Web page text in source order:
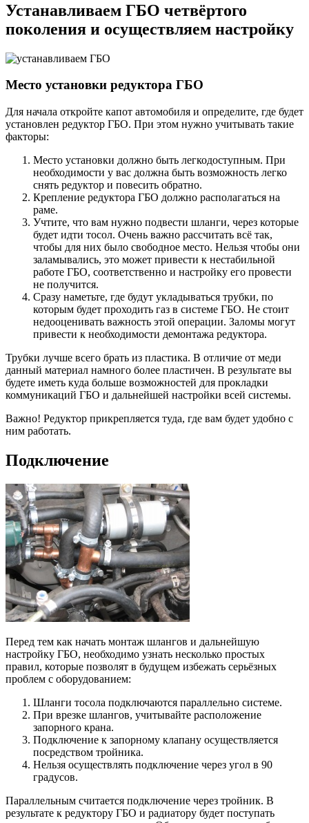
Устанавливаем ГБО четвёртого
поколения и осуществляем настройку
Место установки редуктора ГБО
Для начала откройте капот автомобиля и определите, где будет
установлен редуктор ГБО. При этом нужно учитывать такие
факторы:
Место установки должно быть легкодоступным. При
необходимости у вас должна быть возможность легко
снять редуктор и повесить обратно.
Крепление редуктора ГБО должно располагаться на
раме.
Учтите, что вам нужно подвести шланги, через которые
будет идти тосол. Очень важно рассчитать всё так,
чтобы для них было свободное место. Нельзя чтобы они
заламывались, это может привести к нестабильной
работе ГБО, соответственно и настройку его провести
не получится.
Сразу наметьте, где будут укладываться трубки, по
которым будет проходить газ в системе ГБО. Не стоит
недооценивать важность этой операции. Заломы могут
привести к необходимости демонтажа редуктора.
Трубки лучше всего брать из пластика. В отличие от меди
данный материал намного более пластичен. В результате вы
будете иметь куда больше возможностей для прокладки
коммуникаций ГБО и дальнейшей настройки всей системы.
Важно! Редуктор прикрепляется туда, где вам будет удобно с
ним работать.
Подключение
Перед тем как начать монтаж шлангов и дальнейшую
настройку ГБО, необходимо узнать несколько простых
правил, которые позволят в будущем избежать серьёзных
проблем с оборудованием:
Шланги тосола подключаются параллельно системе.
При врезке шлангов, учитывайте расположение
запорного крана.
Подключение к запорному клапану осуществляется
посредством тройника.
Нельзя осуществлять подключение через угол в 90
градусов.
Параллельным считается подключение через тройник. В
результате к редуктору ГБО и радиатору будет поступать